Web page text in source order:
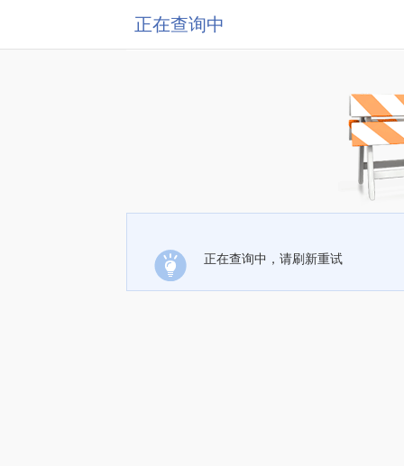
正在查询中
正在查询中，请刷新重试